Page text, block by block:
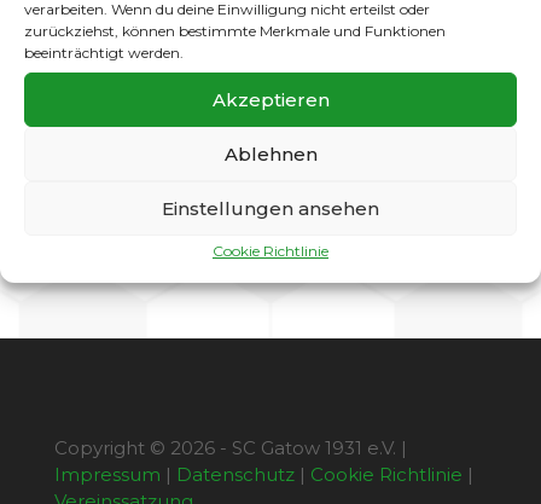
verarbeiten. Wenn du deine Einwilligung nicht erteilst oder
zurückziehst, können bestimmte Merkmale und Funktionen
beeinträchtigt werden.
Akzeptieren
Ablehnen
Einstellungen ansehen
Cookie Richtlinie
unsere Oldies am 4.12 zum Spiel um 18 Uhr
von einigen Vereinsmitgliedern moralische
Unterstützung bekämen oder der ein oder
andere von der Legenden Truppe sich die
Sache mal anschaut und Spaß daran
bekommt wieder hinter der Kugel
Copyright © 2026 - SC Gatow 1931 e.V. |
Impressum | Datenschutz| Cookie Richtlinie |